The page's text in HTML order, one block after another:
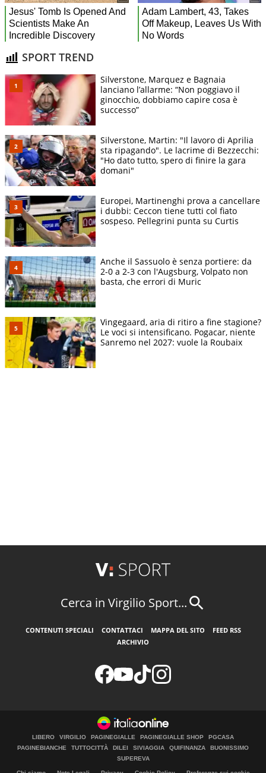
SPORT TREND
Silverstone, Marquez e Bagnaia
lanciano l’allarme: “Non poggiavo il
ginocchio, dobbiamo capire cosa è
successo”
Silverstone, Martin: "Il lavoro di Aprilia
sta ripagando". Le lacrime di Bezzecchi:
"Ho dato tutto, spero di finire la gara
domani"
Europei, Martinenghi prova a cancellare
i dubbi: Ceccon tiene tutti col fiato
sospeso. Pellegrini punta su Curtis
Anche il Sassuolo è senza portiere: da
2-0 a 2-3 con l'Augsburg, Volpato non
basta, che errori di Muric
Vingegaard, aria di ritiro a fine stagione?
Le voci si intensificano. Pogacar, niente
Sanremo nel 2027: vuole la Roubaix
Cerca in Virgilio Sport...
CONTENUTI SPECIALI CONTATTACI MAPPA DEL SITO
FEED RSS
ARCHIVIO
LIBERO VIRGILIO PAGINEGIALLE PAGINEGIALLE SHOP
PGCASA
PAGINEBIANCHE
TUTTOCITTÀ DILEI SIVIAGGIA QUIFINANZA
BUONISSIMO
SUPEREVA